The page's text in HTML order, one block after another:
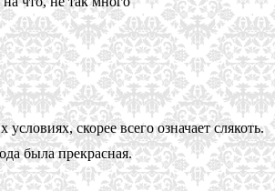
скорее всего означает слякоть.
была прекрасная.